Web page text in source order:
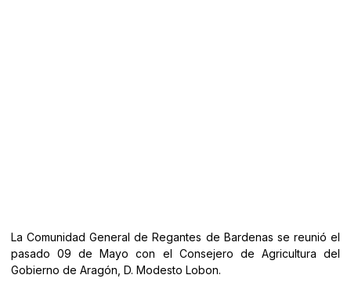
La Comunidad General de Regantes de Bardenas se reunió el
pasado 09 de Mayo con el Consejero de Agricultura del
Gobierno de Aragón, D. Modesto Lobon.